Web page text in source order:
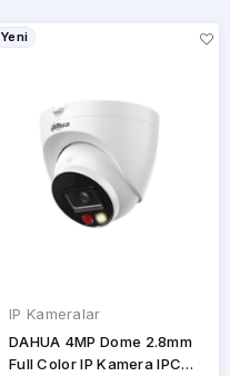
Yeni
IP Kameralar
DAHUA 4MP Dome 2.8mm
Full Color IP Kamera IPC-